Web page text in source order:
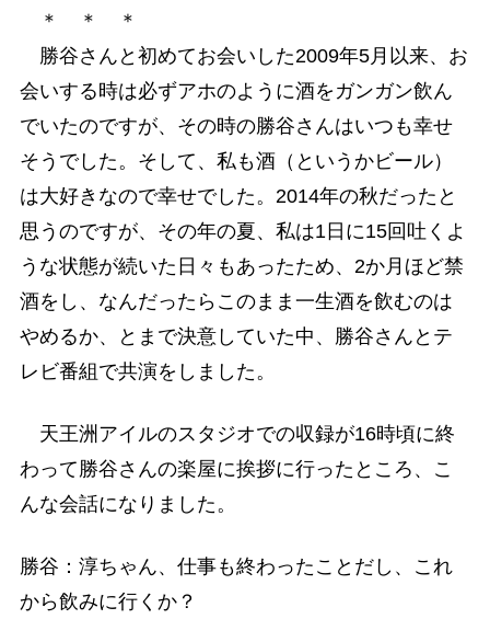
＊ ＊ ＊
勝谷さんと初めてお会いした2009年5月以来、お
会いする時は必ずアホのように酒をガンガン飲ん
でいたのですが、その時の勝谷さんはいつも幸せ
そうでした。そして、私も酒（というかビール）
は大好きなので幸せでした。2014年の秋だったと
思うのですが、その年の夏、私は1日に15回吐くよ
うな状態が続いた日々もあったため、2か月ほど禁
酒をし、なんだったらこのまま一生酒を飲むのは
やめるか、とまで決意していた中、勝谷さんとテ
レビ番組で共演をしました。
天王洲アイルのスタジオでの収録が16時頃に終
わって勝谷さんの楽屋に挨拶に行ったところ、こ
んな会話になりました。
勝谷：淳ちゃん、仕事も終わったことだし、これ
から飲みに行くか？